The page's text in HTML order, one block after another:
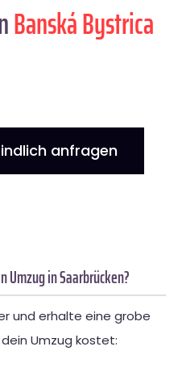
Banská Bystrica
anfragen
Umzug in Saarbrücken?
und erhalte eine grobe
Umzug kostet: